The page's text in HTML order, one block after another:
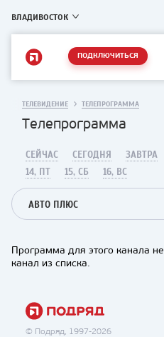
ВЛАДИВОСТОК
ПОДКЛЮЧИТЬСЯ
ТЕЛЕВИДЕНИЕ ТЕЛЕПРОГРАММА
Телепрограмма
СЕЙЧАС СЕГОДНЯ ЗАВТРА
14, ПТ
15, СБ 16, ВС
АВТО ПЛЮС
Программа для этого канала
канал из списка.
© Подряд, 1997-2026